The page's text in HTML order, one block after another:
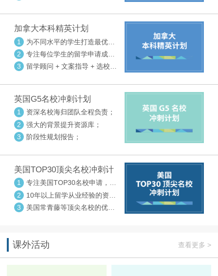
加拿大本科精英计划
1
为不同水平的学生打造最优选
校方案
2
专注每位学生的留学申请成功
率
3
留学顾问 + 文案指导 + 选校申
英国G5名校冲刺计划
1
资深名校海归团队全程负责；
2
强大的背景提升资源库；
3
阶段性规划报告；
美国TOP30顶尖名校冲刺计
划
1
专注美国TOP30名校申请，高
度个性化指导
2
10年以上留学从业经验的资深
中方顾问
3
美国常青藤等顶尖名校的优秀
课外活动 查看更多 >